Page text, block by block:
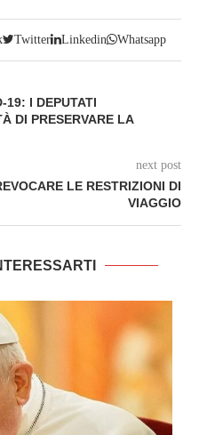
Twitter Linkedin Whatsapp
19: I DEPUTATI
DI PRESERVARE LA
next post
LE RESTRIZIONI DI
VIAGGIO